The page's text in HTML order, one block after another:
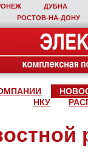
ДУБНА
РОСТОВ‑НА‑ДОНУ
НКУ